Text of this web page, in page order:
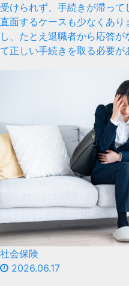
受けられず、手続きが滞っ
直面するケースも少なくあ
し、たとえ退職者から応答
て正しい手続きを取る必要が
社会保険
2026.06.17